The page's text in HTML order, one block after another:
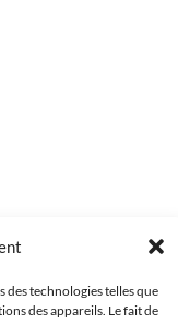
des technologies telles que
des appareils. Le fait de